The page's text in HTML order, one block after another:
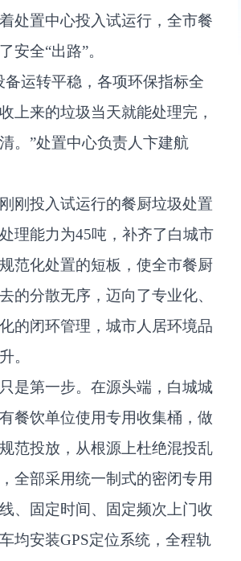
处置中心投入试运行，全市餐
安全“出路”。
备运转平稳，各项环保指标全
上来的垃圾当天就能处理完，
。”处置中心负责人卞建航
刚投入试运行的餐厨垃圾处置
理能力为45吨，补齐了白城市
范化处置的短板，使全市餐厨
的分散无序，迈向了专业化、
的闭环管理，城市人居环境品
。
是第一步。在源头端，白城城
餐饮单位使用专用收集桶，做
范投放，从根源上杜绝混投乱
全部采用统一制式的密闭专用
、固定时间、固定频次上门收
均安装GPS定位系统，全程轨